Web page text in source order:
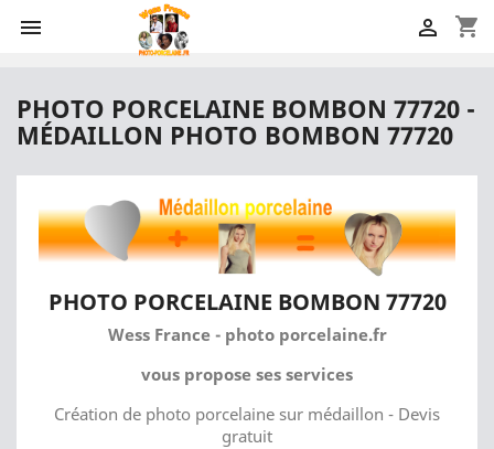
 shopping_cart

PHOTO PORCELAINE BOMBON 77720 -
MÉDAILLON PHOTO BOMBON 77720
PHOTO PORCELAINE BOMBON 77720
Wess France - photo porcelaine.fr
vous propose ses services
Création de photo porcelaine sur médaillon - Devis
gratuit